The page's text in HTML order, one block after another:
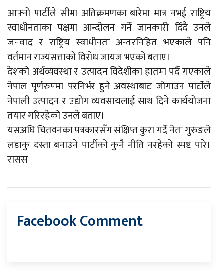
आफ्नो पार्टीले सीमा अतिक्रमणका बारेमा मात्र नभई राष्ट्रिय
स्वाधीनताका पक्षमा आन्दोलन गर्ने जानकारी दिँदै उनले
जनवाद र राष्ट्रिय स्वाधीनता अन्तरनिहित भएकाले पनि
वर्तमान राज्यसत्ताको विरोध जायज भएको बताए।
देशको अर्थव्यवस्था र उत्पादन विदेशीका हातमा पर्दै गएकाले
नेपाल पूर्णरुपमा परनिर्भर हुने अवस्थाबाट जोगाउन पार्टीले
नेपाली उत्पादन र उद्योग व्यवसायलाई साथ दिने कार्ययोजना
तयार गरिरहेको उनले बताए।
यसअघि चितवनका पत्रकारसँग संक्षिप्त कुरा गर्दै नेता गुरुङले
लडाकु दस्ता बनाउने पार्टीको कुनै नीति नरहेको स्पष्ट पारे।
रासस
Facebook Comment